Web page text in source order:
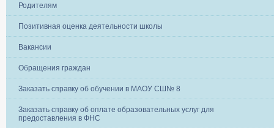
Родителям
Позитивная оценка деятельности школы
Вакансии
Обращения граждан
Заказать справку об обучении в МАОУ СШ№ 8
Заказать справку об оплате образовательных услуг для
предоставления в ФНС